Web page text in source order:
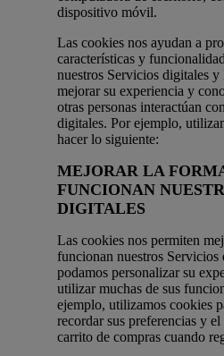
dispositivo móvil.
Las cookies nos ayudan a
características y
nuestros Servicios digitales y
mejorar su experiencia y
otras personas interactúan
digitales. Por ejemplo,
hacer lo siguiente:
MEJORAR LA
FUNCIONAN
DIGITALES
Las cookies nos permiten
funcionan nuestros Servicios
podamos personalizar su
utilizar muchas de sus
ejemplo, utilizamos cookies
recordar sus preferencias y
carrito de compras cuando